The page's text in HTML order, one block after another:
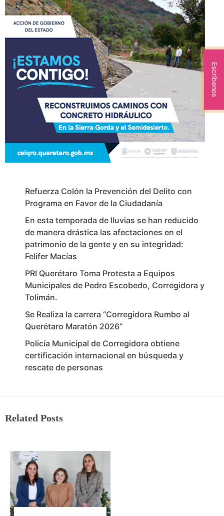
Refuerza Colón la Prevención del Delito con
Programa en Favor de la Ciudadanía
En esta temporada de lluvias se han reducido
de manera drástica las afectaciones en el
patrimonio de la gente y en su integridad:
Felifer Macías
PRI Querétaro Toma Protesta a Equipos
Municipales de Pedro Escobedo, Corregidora y
Tolimán.
Se Realiza la carrera “Corregidora Rumbo al
Querétaro Maratón 2026”
Policía Municipal de Corregidora obtiene
certificación internacional en búsqueda y
rescate de personas
Related Posts
Escríbenos